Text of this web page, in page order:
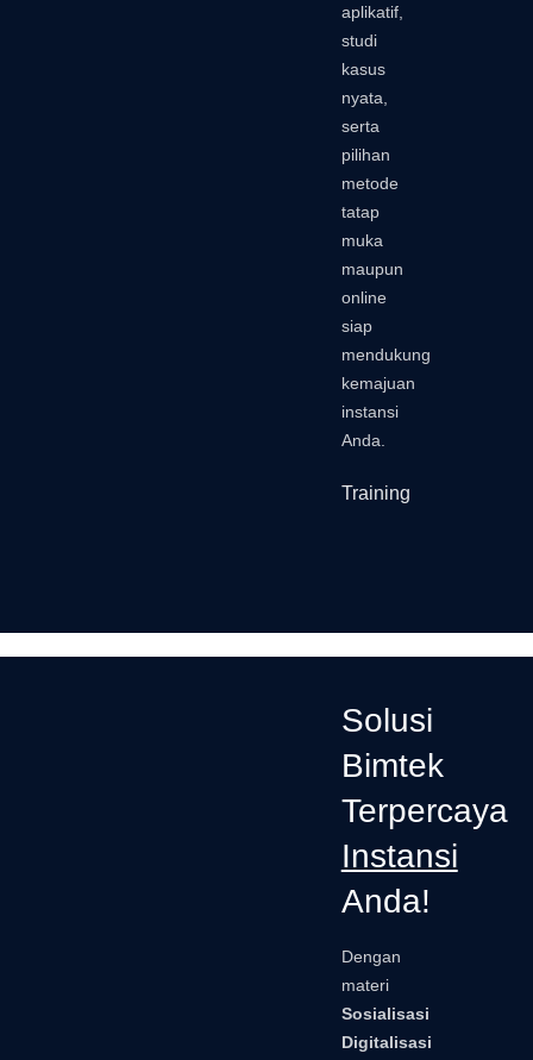
aplikatif,
studi
kasus
nyata,
serta
pilihan
metode
tatap
muka
maupun
online
siap
mendukung
kemajuan
instansi
Anda.
Training
Solusi
Bimtek
Terpercaya
Instansi
Anda!
Dengan
materi
Sosialisasi
Digitalisasi